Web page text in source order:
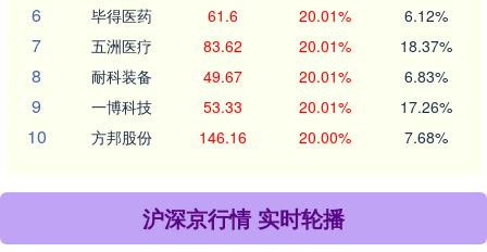
6 毕得医药 61.6 20.01% 6.12%
7 五洲医疗 83.62 20.01% 18.37%
8 耐科装备 49.67 20.01% 6.83%
9 一博科技 53.33 20.01% 17.26%
10 方邦股份 146.16 20.00% 7.68%
沪深京行情 实时轮播